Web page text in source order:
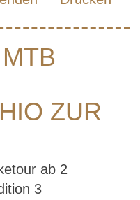
ZUR
ab 2
3